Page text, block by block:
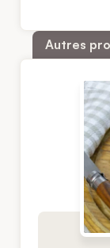
Autres